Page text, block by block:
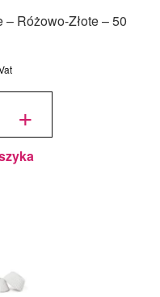
Różowo-Złote – 50
+